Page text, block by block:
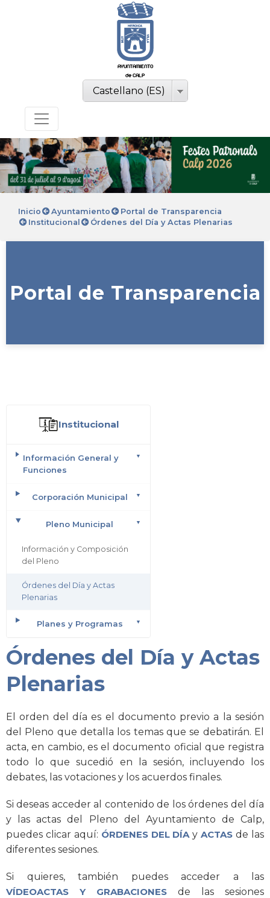
AYUNTAMIENTO
de CALP
Castellano (ES)
Inicio Ayuntamiento
Portal de Transparencia
Institucional
Órdenes del Día y Actas Plenarias
Portal de Transparencia
Institucional
Información General y
Funciones
Corporación Municipal
Pleno Municipal
Información y Composición
del Pleno
Órdenes del Día y Actas
Plenarias
Planes y Programas
Órdenes del Día y Actas
Plenarias
El orden del día es el documento previo a la sesión
del Pleno que detalla los temas que se debatirán. El
acta, en cambio, es el documento oficial que registra
todo lo que sucedió en la sesión, incluyendo los
debates, las votaciones y los acuerdos finales.
Si deseas acceder al contenido de los órdenes del día
y las actas del Pleno del Ayuntamiento de Calp,
puedes clicar aquí: ÓRDENES DEL DÍAyACTAS de las
diferentes sesiones.
Si quieres, también puedes acceder a las
VÍDEOACTAS Y GRABACIONES de las sesiones